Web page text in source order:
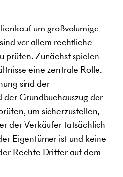
um großvolumige
vor allem rechtliche
prüfen. Zunächst spielen
eine zentrale Rolle.
sind der
der Grundbuchauszug der
um sicherzustellen,
der Verkäufer tatsächlich
Eigentümer ist und keine
Rechte Dritter auf dem